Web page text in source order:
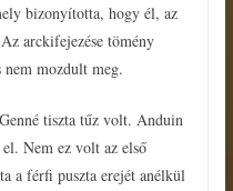
bizonyította, hogy él, az
arckifejezése tömény
mozdult meg.
tiszta tűz volt. Anduin
Nem ez volt az első
a férfi puszta erejét anélkül